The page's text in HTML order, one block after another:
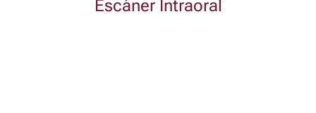
Escáner Intraoral